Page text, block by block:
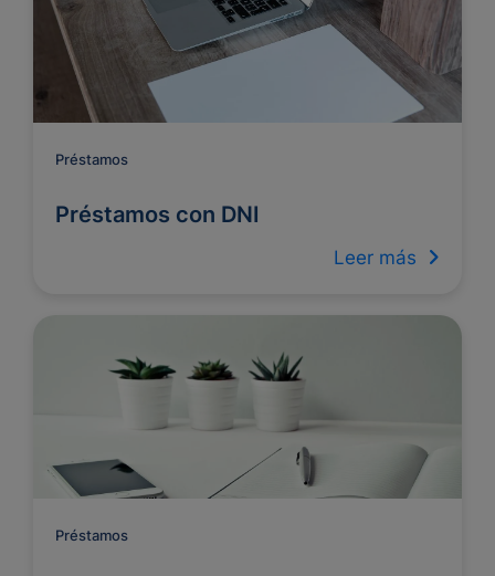
Préstamos
Préstamos con DNI
Leer más
Préstamos